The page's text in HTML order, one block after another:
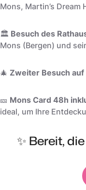
Mons, Martin’s Dream
🏛️ Besuch des
Mons (Bergen) und
🎄 Zweiter Besuch
🎫 Mons Card 48h
ideal, um Ihre
✨ Bereit,